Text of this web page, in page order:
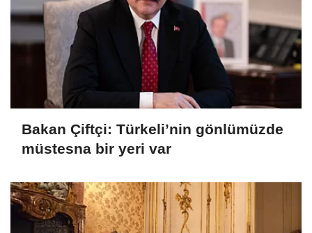
Bakan Çiftçi: Türkeli’nin gönlümüzde
müstesna bir yeri var